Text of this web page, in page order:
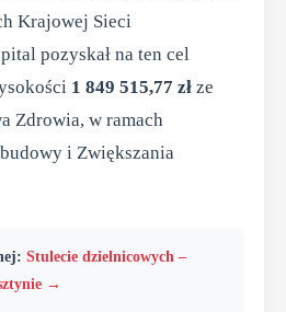
Krajowej Sieci
pozyskał na ten cel
1 849 515,77 zł ze
Zdrowia, w ramach
i Zwiększania
Stulecie dzielnicowych –
→